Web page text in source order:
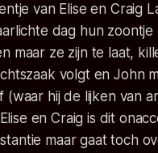
van Elise en
dag hun
maar ze zijn te laat,
volgt en John
(waar hij de lijken van
en Craig is dit
maar gaat toch